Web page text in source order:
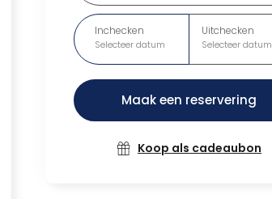
Inchecken
Selecteer datum
Uitchecken
Selecteer datum
Maak een reservering
Koop als cadeaubon